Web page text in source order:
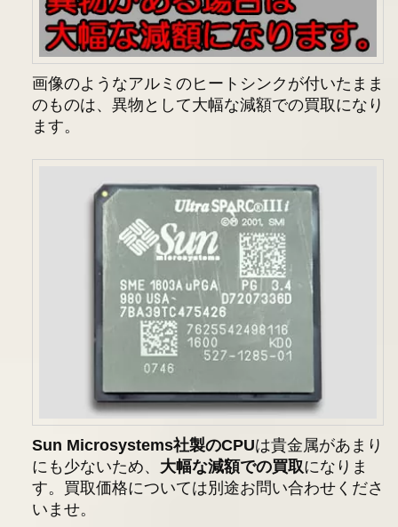
画像のようなアルミのヒートシンクが付いたまま
のものは、異物として大幅な減額での買取になり
ます。
Sun Microsystems社製のCPUは貴金属があまり
にも少ないため、 大幅な減額での買取になりま
す。買取価格については別途お問い合わせくださ
いませ。